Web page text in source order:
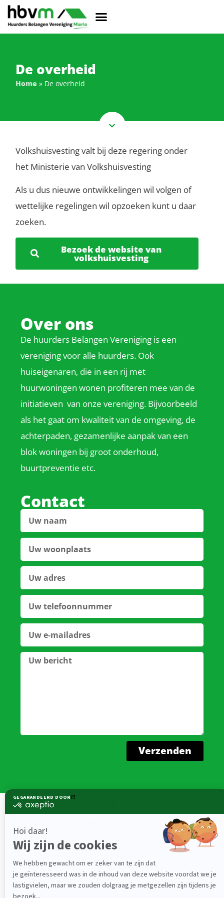
De overheid
Home » De overheid
Volkshuisvesting valt bij deze regering onder
het Ministerie van Volkshuisvesting
Als u dus nieuwe ontwikkelingen wil volgen of
wettelijke regelingen wil opzoeken kunt u daar
zoeken.
Bezoek de website van
volkshuisvesting
Over ons
De huurders Belangen Vereniging is een
vereniging voor alle huurders. Ook
huiseigenaren, die in een rij met
huurwoningen wonen profiteren mee van de
initiatieven van onze vereniging. Bijvoorbeeld
als het gaat om kwaliteit van de omgeving, de
achterpaden, gezamenlijke aanpak van een
blok woningen bij groot onderhoud,
buurtpreventie etc.
Contact
Verzenden
Klik op het logo om naar de desbetreffende website te gaan.